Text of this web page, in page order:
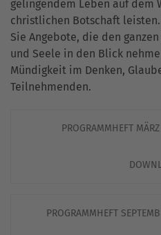
gelingendem Leben auf dem
christlichen Botschaft
Sie Angebote, die den
und Seele in den Blick
Mündigkeit im Denken,
Teilnehmenden.
PROGRAMMHEFT
PROGRAMMHEFT